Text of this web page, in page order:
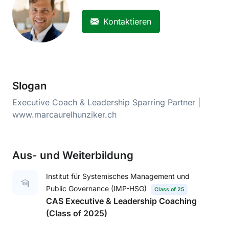
Kontaktieren
Slogan
Executive Coach & Leadership Sparring Partner |
www.marcaurelhunziker.ch
Aus- und Weiterbildung
Institut für Systemisches Management und
Public Governance (IMP-HSG)
Class of 25
CAS Executive & Leadership Coaching
(Class of 2025)